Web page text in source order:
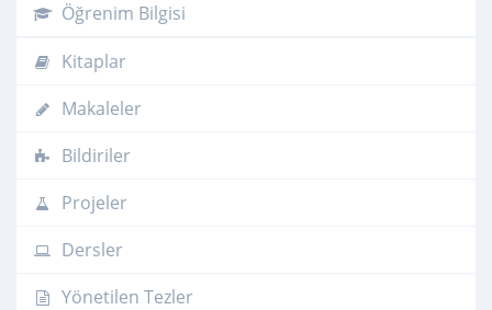
Öğrenim Bilgisi
Kitaplar
Makaleler
Bildiriler
Projeler
Dersler
Yönetilen Tezler